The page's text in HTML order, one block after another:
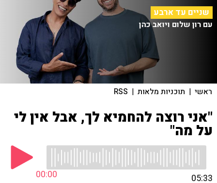
שניים עד ארבע
עם רון שלום ויואב כהן
ראשי | תוכניות מלאות |
RSS
"אני רוצה להחמיא לך, אבל אין לי
על מה"
00:00 05:33